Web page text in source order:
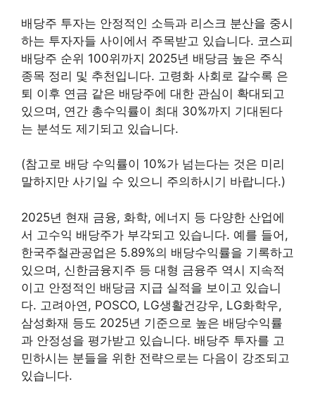
배당주 투자는 안정적인 소득과 리스크 분산을 중시
하는 투자자들 사이에서 주목받고 있습니다. 코스피
배당주 순위 100위까지 2025년 배당금 높은 주식
종목 정리 및 추천입니다. 고령화 사회로 갈수록 은
퇴 이후 연금 같은 배당주에 대한 관심이 확대되고
있으며, 연간 총수익률이 최대 30%까지 기대된다
는 분석도 제기되고 있습니다.
(참고로 배당 수익률이 10%가 넘는다는 것은 미리
말하지만 사기일 수 있으니 주의하시기 바랍니다.)
2025년 현재 금융, 화학, 에너지 등 다양한 산업에
서 고수익 배당주가 부각되고 있습니다. 예를 들어,
한국주철관공업은 5.89%의 배당수익률을 기록하고
있으며, 신한금융지주 등 대형 금융주 역시 지속적
이고 안정적인 배당금 지급 실적을 보이고 있습니
다. 고려아연, POSCO, LG생활건강우, LG화학우,
삼성화재 등도 2025년 기준으로 높은 배당수익률
과 안정성을 평가받고 있습니다. 배당주 투자를 고
민하시는 분들을 위한 전략으로는 다음이 강조되고
있습니다.